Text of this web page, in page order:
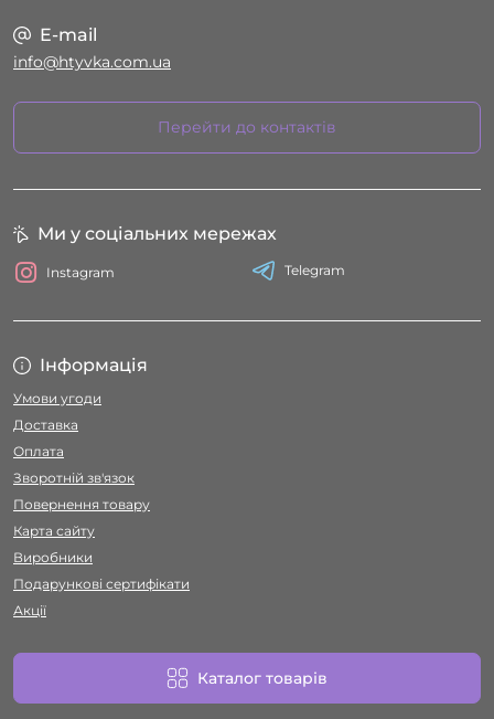
E-mail
info@htyvka.com.ua
Перейти до контактів
Інформація
Умови угоди
Доставка
Оплата
Зворотній зв'язок
Повернення товару
Карта сайту
Виробники
Подарункові сертифікати
Акції
Каталог товарів
Ми у соціальних мережах
Instagram Telegram